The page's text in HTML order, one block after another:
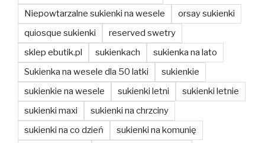
Niepowtarzalne sukienki na wesele
orsay sukienki
quiosque sukienki
reserved swetry
sklep ebutik.pl
sukienkach
sukienka na lato
Sukienka na wesele dla 50 latki
sukienkie
sukienkie na wesele
sukienki letni
sukienki letnie
sukienki maxi
sukienki na chrzciny
sukienki na co dzień
sukienki na komunię